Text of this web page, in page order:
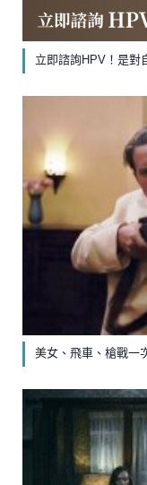
立即諮詢HPV！是對
美女、飛車、槍戰一